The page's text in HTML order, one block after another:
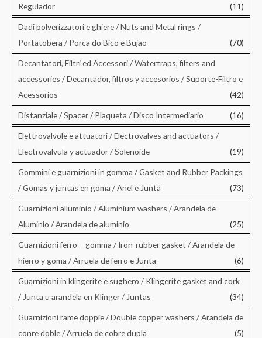
Regulador
(11)
Dadi polverizzatori e ghiere / Nuts and Metal rings /
Portatobera / Porca do Bico e Bujao
(70)
Decantatori, Filtri ed Accessori / Watertraps, filters and
accessories / Decantador, filtros y accesorios / Suporte-Filtro e
Acessorios
(42)
Distanziale / Spacer / Plaqueta / Disco Intermediario (16)
Elettrovalvole e attuatori / Electrovalves and actuators /
Electrovalvula y actuador / Solenoide
(19)
Gommini e guarnizioni in gomma / Gasket and Rubber Packings
/ Gomas y juntas en goma / Anel e Junta
(73)
Guarnizioni alluminio / Aluminium washers / Arandela de
Aluminio / Arandela de aluminio
(25)
Guarnizioni ferro – gomma / Iron-rubber gasket / Arandela de
hierro y goma / Arruela de ferro e Junta
(6)
Guarnizioni in klingerite e sughero / Klingerite gasket and cork
/ Junta u arandela en Klinger / Juntas
(34)
Guarnizioni rame doppie / Double copper washers / Arandela de
conre doble / Arruela de cobre dupla
(5)